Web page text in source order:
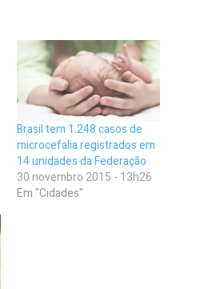
Brasil tem 1.248 casos de
microcefalia registrados em
14 unidades da Federação
30 novembro 2015 - 13h26
Em "Cidades"